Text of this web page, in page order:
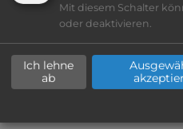
Lage: schön
Platzeinrichtung:
Geräuschkulisse:
Mit diesem Schalter
oder deaktivieren.
Ich lehne
ab